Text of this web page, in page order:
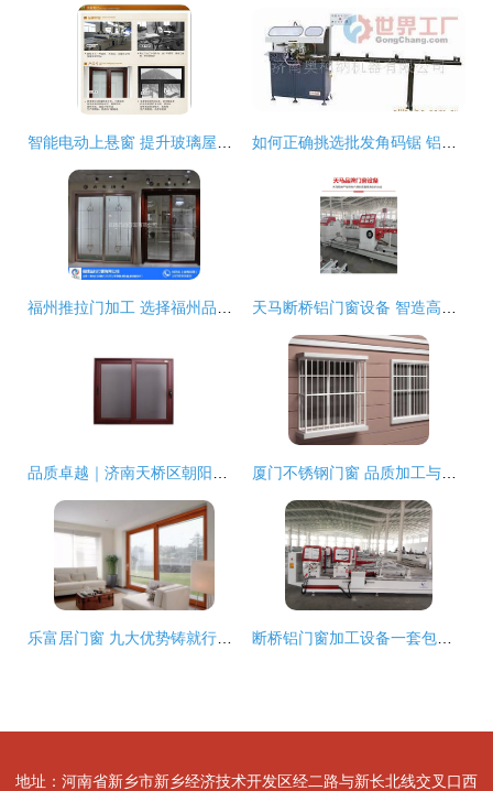
地址：河南省新乡市新乡经济技术开发区经二路与新长北线交叉口西